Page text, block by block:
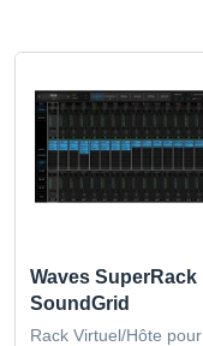
Waves SuperRack
SoundGrid
Rack Virtuel/Hôte pour